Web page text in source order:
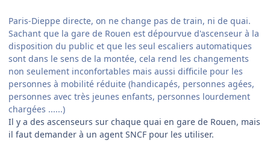
Paris-Dieppe directe, on ne change pas de train, ni de quai.
Sachant que la gare de Rouen est dépourvue d'ascenseur à la
disposition du public et que les seul escaliers automatiques
sont dans le sens de la montée, cela rend les changements
non seulement inconfortables mais aussi difficile pour les
personnes à mobilité réduite (handicapés, personnes agées,
personnes avec très jeunes enfants, personnes lourdement
chargées ......)
Il y a des ascenseurs sur chaque quai en gare de Rouen, mais
il faut demander à un agent SNCF pour les utiliser.